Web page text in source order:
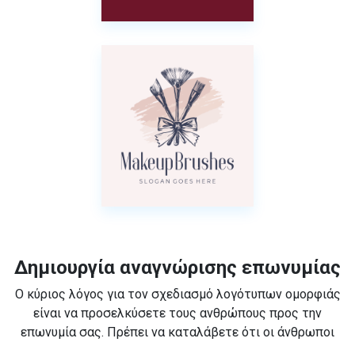
Δημιουργία αναγνώρισης επωνυμίας
Ο κύριος λόγος για τον σχεδιασμό λογότυπων ομορφιάς
είναι να προσελκύσετε τους ανθρώπους προς την
επωνυμία σας. Πρέπει να καταλάβετε ότι οι άνθρωποι